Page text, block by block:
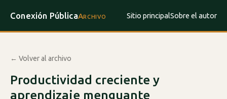
Conexión PúblicaArchivo Sitio principalSobre el autor
← Volver al archivo
Productividad creciente y
aprendizaje menguante